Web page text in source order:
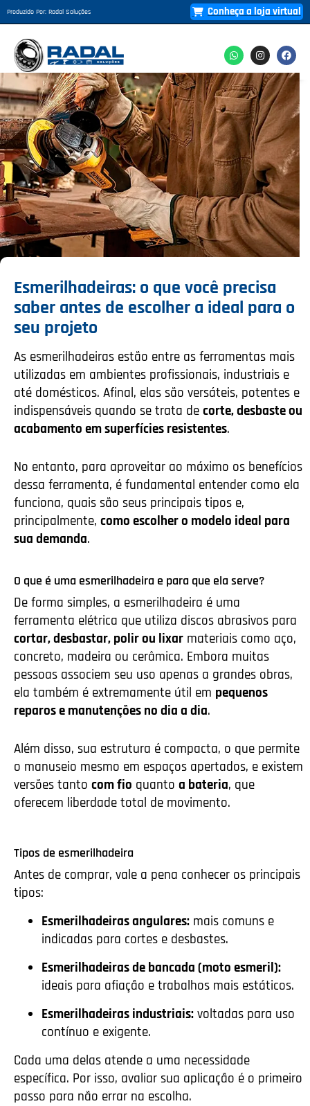
Produzido Por: Radal Soluções Conheça a loja virtual
Esmerilhadeiras: o que você precisa
saber antes de escolher a ideal para o
seu projeto
As esmerilhadeiras estão entre as ferramentas mais
utilizadas em ambientes profissionais, industriais e
até domésticos. Afinal, elas são versáteis, potentes e
indispensáveis quando se trata de corte, desbaste ou
acabamento em superfícies resistentes.
No entanto, para aproveitar ao máximo os benefícios
dessa ferramenta, é fundamental entender como ela
funciona, quais são seus principais tipos e,
principalmente, como escolher o modelo ideal para
sua demanda.
O que é uma esmerilhadeira e para que ela serve?
De forma simples, a esmerilhadeira é uma
ferramenta elétrica que utiliza discos abrasivos para
cortar, desbastar, polir ou lixar materiais como aço,
concreto, madeira ou cerâmica. Embora muitas
pessoas associem seu uso apenas a grandes obras,
ela também é extremamente útil em pequenos
reparos e manutenções no dia a dia.
Além disso, sua estrutura é compacta, o que permite
o manuseio mesmo em espaços apertados, e existem
versões tanto com fio quanto a bateria, que
oferecem liberdade total de movimento.
Tipos de esmerilhadeira
Antes de comprar, vale a pena conhecer os principais
tipos:
Esmerilhadeiras angulares: mais comuns e
indicadas para cortes e desbastes.
Esmerilhadeiras de bancada (moto esmeril):
ideais para afiação e trabalhos mais estáticos.
Esmerilhadeiras industriais: voltadas para uso
contínuo e exigente.
Cada uma delas atende a uma necessidade
específica. Por isso, avaliar sua aplicação é o primeiro
passo para não errar na escolha.